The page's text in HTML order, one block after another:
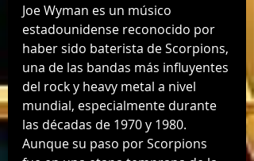
Joe Wyman es un músico
estadounidense reconocido por
haber sido baterista de Scorpions,
una de las bandas más influyentes
del rock y heavy metal a nivel
mundial, especialmente durante
las décadas de 1970 y 1980.
Aunque su paso por Scorpions